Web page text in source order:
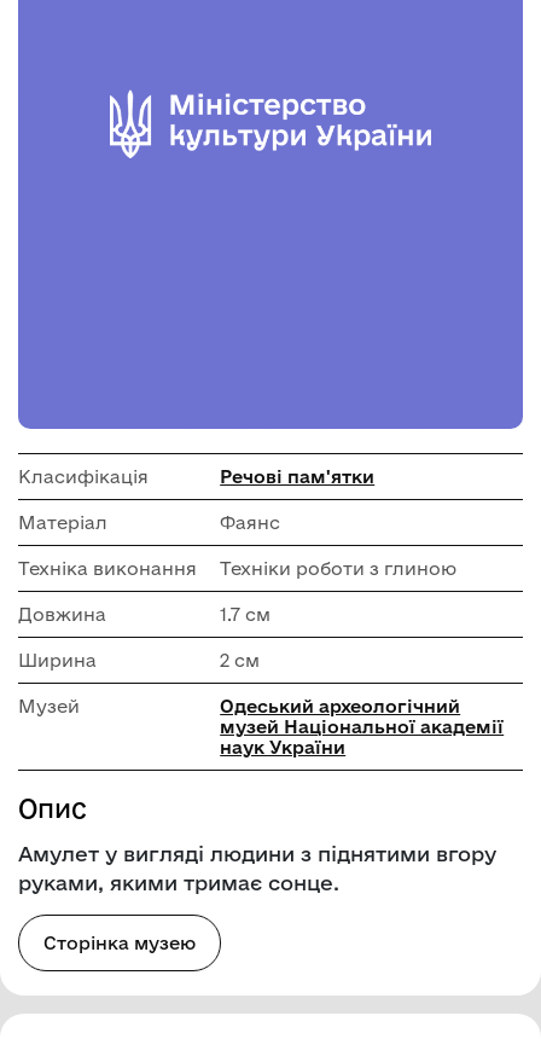
Класифікація Речові пам'ятки
Матеріал Фаянс
Техніка виконання Техніки роботи з глиною
Довжина 1.7 см
Ширина 2 см
Музей
Одеський археологічний
музей Національної академії
наук України
Опис
Амулет у вигляді людини з піднятими вгору
руками, якими тримає сонце.
Сторінка музею